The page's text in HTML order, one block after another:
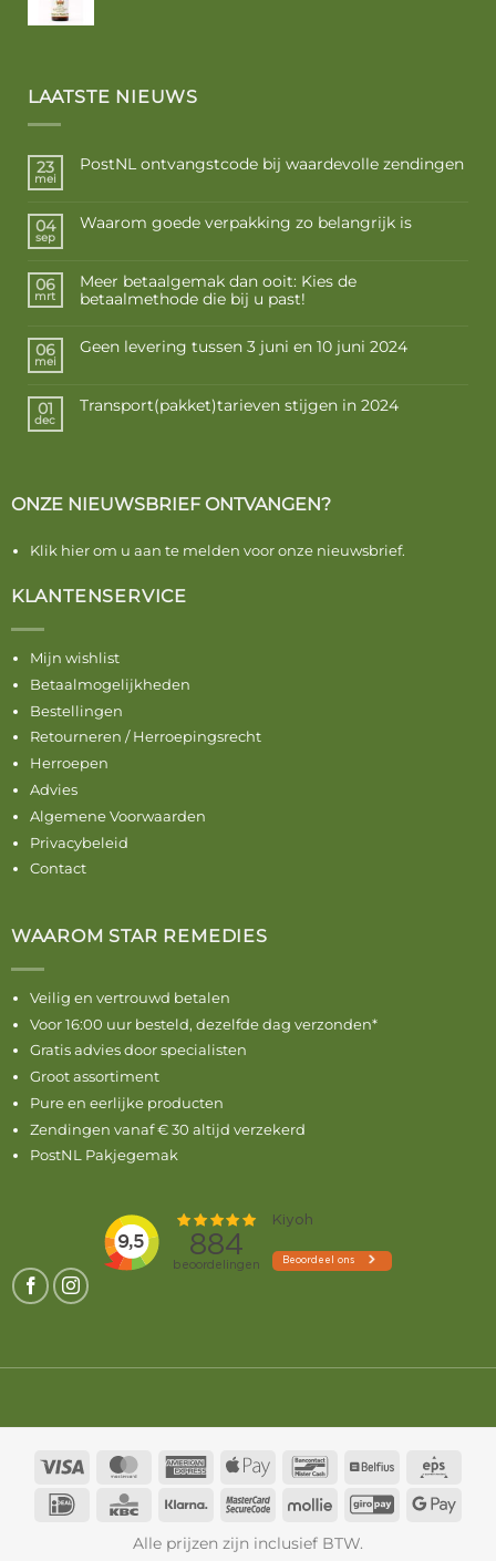
LAATSTE NIEUWS
23
mei
PostNL ontvangstcode bij waardevolle zendingen
04
sep
Waarom goede verpakking zo belangrijk is
06
mrt
Meer betaalgemak dan ooit: Kies de
betaalmethode die bij u past!
06
mei
Geen levering tussen 3 juni en 10 juni 2024
01
dec
Transport(pakket)tarieven stijgen in 2024
ONZE NIEUWSBRIEF ONTVANGEN?
Klik hier om u aan te melden voor onze nieuwsbrief.
KLANTENSERVICE
Mijn wishlist
Betaalmogelijkheden
Bestellingen
Retourneren / Herroepingsrecht
Herroepen
Advies
Algemene Voorwaarden
Privacybeleid
Contact
WAAROM STAR REMEDIES
Veilig en vertrouwd betalen
Voor 16:00 uur besteld, dezelfde dag verzonden*
Gratis advies door specialisten
Groot assortiment
Pure en eerlijke producten
Zendingen vanaf € 30 altijd verzekerd
PostNL Pakjegemak
Visa MasterCardAmericanApple
BancontactBelfius
IDeal
KBC Klarna
MasterCard
Mollie GiroPay
Alle prijzen zijn inclusief BTW.